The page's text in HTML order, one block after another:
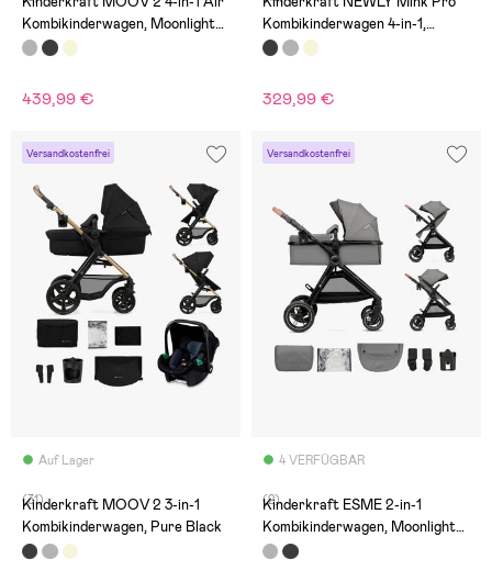
Kombikinderwagen, Moonlight
Grey
439,99 €
Kombikinderwagen 4-in-1,
Classic Black
329,99 €
Versandkostenfrei
Auf Lager
(31)
Kinderkraft MOOV 2 3-in-1
Kombikinderwagen, Pure Black
Versandkostenfrei
4 VERFÜGBAR
(2)
Kinderkraft ESME 2-in-1
Kombikinderwagen, Moonlight
Grey